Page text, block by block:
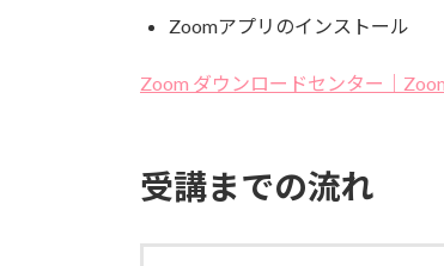
Zoomアプリのインストール
Zoom ダウンロードセンター｜
受講までの流れ